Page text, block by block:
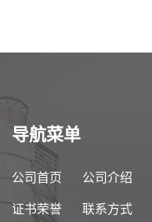
导航菜单
公司首页 公司介绍
证书荣誉 联系方式